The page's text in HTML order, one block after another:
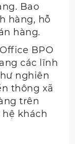
Bao
hàng, hỗ
hàng.
BPO
các lĩnh
nghiên
thông xã
trên
khách